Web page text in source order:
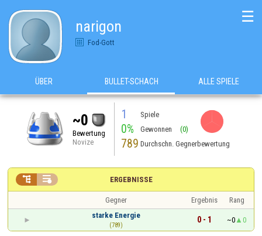
narigon
Fod-Gott
☰
ÜBER BULLET-SCHACH ALLE SPIELE
~0
Bewertung
Novize
1 Spiele
0% Gewonnen (0)
789 Durchschn. Gegnerbewertung
ERGEBNISSE
 
Gegner Ergebnis
Rang
starke Energie
(789)
0 - 1 ~0 0